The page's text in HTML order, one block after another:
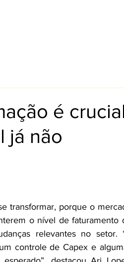
é
já não
transformar, porque o
o nível de faturamento
relevantes no setor.
controle de Capex e